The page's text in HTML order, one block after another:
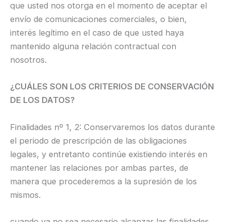
que usted nos otorga en el momento de aceptar el
envío de comunicaciones comerciales, o bien,
interés legítimo en el caso de que usted haya
mantenido alguna relación contractual con
nosotros.
¿CUÁLES SON LOS CRITERIOS DE CONSERVACIÓN
DE LOS DATOS?
Finalidades nº 1, 2: Conservaremos los datos durante
el periodo de prescripción de las obligaciones
legales, y entretanto continúe existiendo interés en
mantener las relaciones por ambas partes, de
manera que procederemos a la supresión de los
mismos.